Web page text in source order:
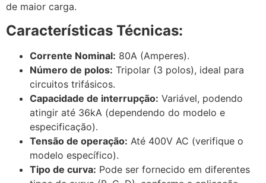
de maior carga.
Características Técnicas:
Corrente Nominal: 80A (Amperes).
Número de polos: Tripolar (3 polos), ideal para
circuitos trifásicos.
Capacidade de interrupção: Variável, podendo
atingir até 36kA (dependendo do modelo e
especificação).
Tensão de operação: Até 400V AC (verifique o
modelo específico).
Tipo de curva: Pode ser fornecido em diferentes